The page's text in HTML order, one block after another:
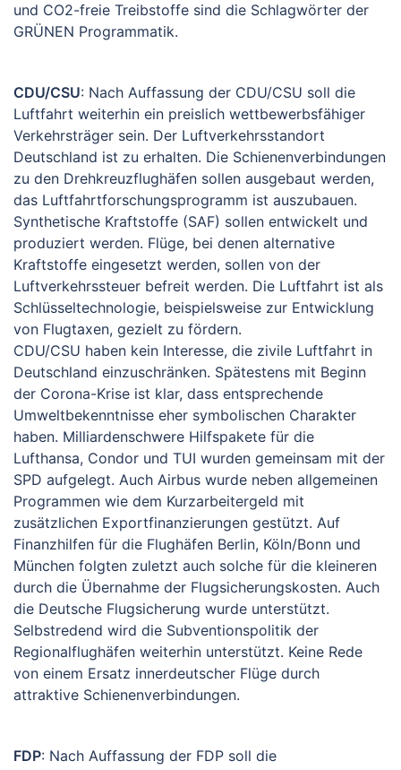
und CO2-freie Treibstoffe sind die Schlagwörter der
GRÜNEN Programmatik.
CDU/CSU: Nach Auffassung der CDU/CSU soll die
Luftfahrt weiterhin ein preislich wettbewerbsfähiger
Verkehrsträger sein. Der Luftverkehrsstandort
Deutschland ist zu erhalten. Die Schienenverbindungen
zu den Drehkreuzflughäfen sollen ausgebaut werden,
das Luftfahrtforschungsprogramm ist auszubauen.
Synthetische Kraftstoffe (SAF) sollen entwickelt und
produziert werden. Flüge, bei denen alternative
Kraftstoffe eingesetzt werden, sollen von der
Luftverkehrssteuer befreit werden. Die Luftfahrt ist als
Schlüsseltechnologie, beispielsweise zur Entwicklung
von Flugtaxen, gezielt zu fördern.
CDU/CSU haben kein Interesse, die zivile Luftfahrt in
Deutschland einzuschränken. Spätestens mit Beginn
der Corona-Krise ist klar, dass entsprechende
Umweltbekenntnisse eher symbolischen Charakter
haben. Milliardenschwere Hilfspakete für die
Lufthansa, Condor und TUI wurden gemeinsam mit der
SPD aufgelegt. Auch Airbus wurde neben allgemeinen
Programmen wie dem Kurzarbeitergeld mit
zusätzlichen Exportfinanzierungen gestützt. Auf
Finanzhilfen für die Flughäfen Berlin, Köln/Bonn und
München folgten zuletzt auch solche für die kleineren
durch die Übernahme der Flugsicherungskosten. Auch
die Deutsche Flugsicherung wurde unterstützt.
Selbstredend wird die Subventionspolitik der
Regionalflughäfen weiterhin unterstützt. Keine Rede
von einem Ersatz innerdeutscher Flüge durch
attraktive Schienenverbindungen.
FDP: Nach Auffassung der FDP soll die